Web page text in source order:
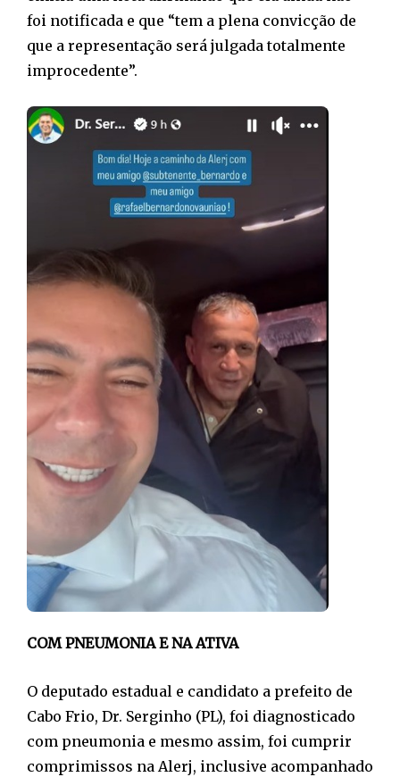
foi notificada e que “tem a plena convicção de
que a representação será julgada totalmente
improcedente”.
COM PNEUMONIA E NA ATIVA
O deputado estadual e candidato a prefeito de
Cabo Frio, Dr. Serginho (PL), foi diagnosticado
com pneumonia e mesmo assim, foi cumprir
comprimissos na Alerj, inclusive acompanhado